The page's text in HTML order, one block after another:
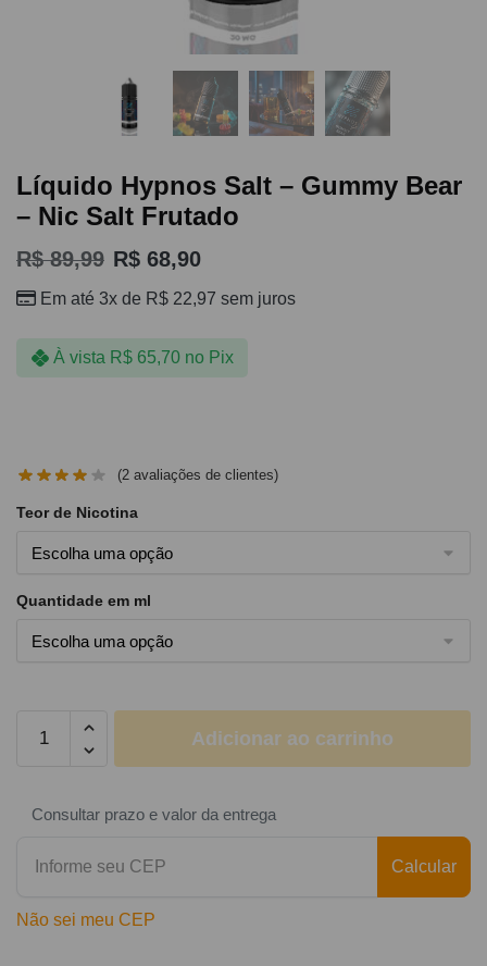
Líquido Hypnos Salt – Gummy Bear
– Nic Salt Frutado
R$89,99 R$ 68,90
Em até 3x de R$ 22,97 sem juros
À vista R$65,70 no Pix
(2 avaliações de clientes)
Teor de Nicotina
Quantidade em ml
Adicionar ao carrinho
Consultar prazo e valor da entrega
Calcular
Não sei meu CEP